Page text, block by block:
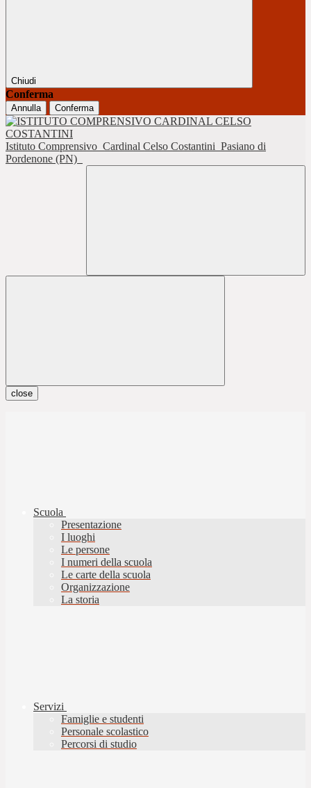
Chiudi
Conferma
Annulla Conferma
Istituto Comprensivo Cardinal Celso Costantini Pasiano di
Pordenone (PN)
close
Scuola
Presentazione
I luoghi
Le persone
I numeri della scuola
Le carte della scuola
Organizzazione
La storia
Servizi
Famiglie e studenti
Personale scolastico
Percorsi di studio